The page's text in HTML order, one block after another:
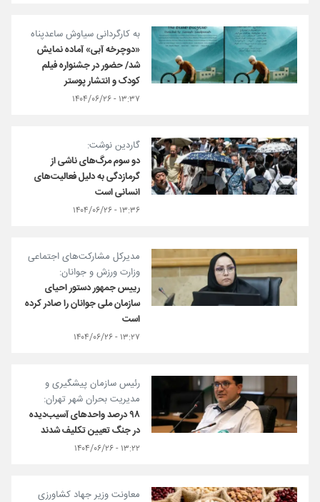
به کارگردانی سیاوش ساعدپناه
«دوچرخه آبی» آماده نمایش
شد/ حضور در جشنواره فیلم
کودک و انتشار پوستر
۱۳:۳۷ - ۱۴۰۴/۰۶/۲۶
گاردین نوشت:
دو سوم مرگ‌های ناشی از
گرمازدگی به دلیل فعالیت‌های
انسانی است
۱۳:۳۶ - ۱۴۰۴/۰۶/۲۶
مدیرکل مشارکت‌های اجتماعی
وزارت ورزش و جوانان:
رییس جمهور دستور احیای
سازمان ملی جوانان را صادر کرده
است
۱۳:۲۷ - ۱۴۰۴/۰۶/۲۶
رئیس سازمان پیشگیری و
مدیریت بحران شهر تهران:
۹۸ درصد واحدهای آسیب‌دیده
در جنگ تعیین تکلیف شدند
۱۳:۲۲ - ۱۴۰۴/۰۶/۲۶
معاونت وزیر جهاد کشاورزی